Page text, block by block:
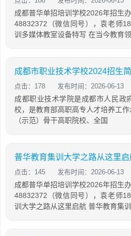
成都普华单招培训学校2026年招生
48832372（微信同号），袁老师
训多媒体教室设备特写 在当今教育
成都市职业技术学校2024招生
点击：178 发布时间：2026-06-13
成都职业技术学院是成都市人民政
校，是教育部高职高专人才培养工
（示范）骨干高职院校、全国
普华教育集训大学之路从这里启
点击：145 发布时间：2026-06-13
成都普华单招培训学校2026年招生
48832372（微信同号），袁老师
训大学之路从这里启航 普华教育集